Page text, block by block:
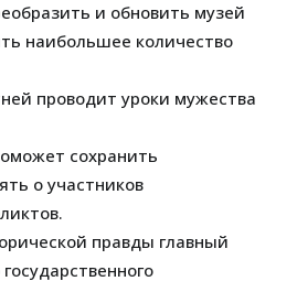
и обновить музей
наибольшее количество
проводит уроки мужества
сохранить
о участников
правды главный